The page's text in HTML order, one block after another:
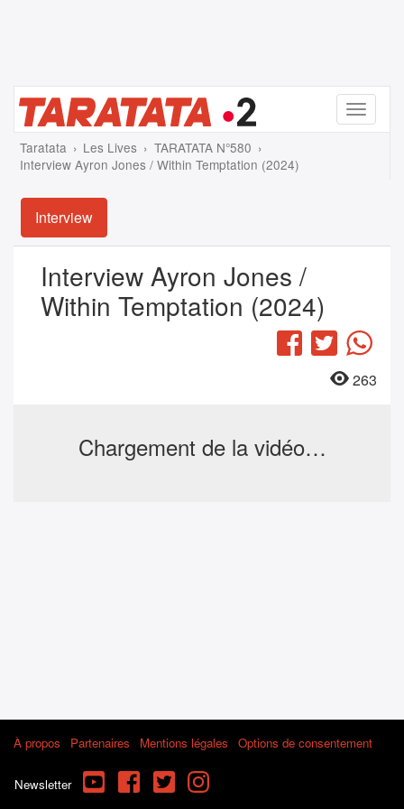
Menu
Taratata Les Lives
TARATATA N°580
Interview Ayron Jones / Within Temptation (2024)
Interview
Interview Ayron Jones /
Within Temptation (2024)
Facebook
Twitter
263
Chargement de la vidéo…
À propos Partenaires Mentions légales Options de consentement
Newsletter YouTube FacebookTwitterInstagram